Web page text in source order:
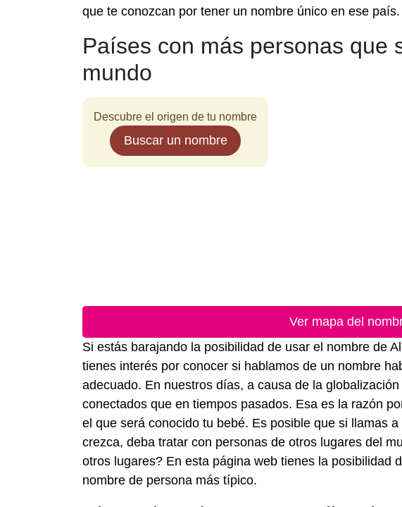
que te conozcan por tener un nombre único en ese país.
Países con más personas que
mundo
Descubre el origen de tu nombre
Buscar un nombre
Ver mapa del
Si estás barajando la posibilidad de usar el nombre de
tienes interés por conocer si hablamos de un nombre
adecuado. En nuestros días, a causa de la
conectados que en tiempos pasados. Esa es la razón
el que será conocido tu bebé. Es posible que si llamas
crezca, deba tratar con personas de otros lugares del
otros lugares? En esta página web tienes la posibilidad
nombre de persona más típico.